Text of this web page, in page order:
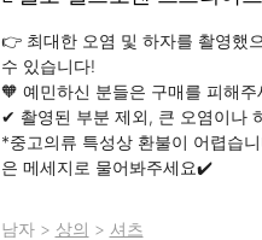
👉 최대한 오염 및 하자를 촬영했
수 있습니다!
🧡 예민하신 분들은 구매를 피해주
✔ 촬영된 부분 제외, 큰 오염이나
*중고의류 특성상 환불이 어렵습
은 메세지로 물어봐주세요✔️
남자> 상의 > 셔츠